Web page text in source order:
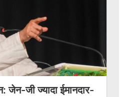
जेन-जी ज्यादा ईमानदार-